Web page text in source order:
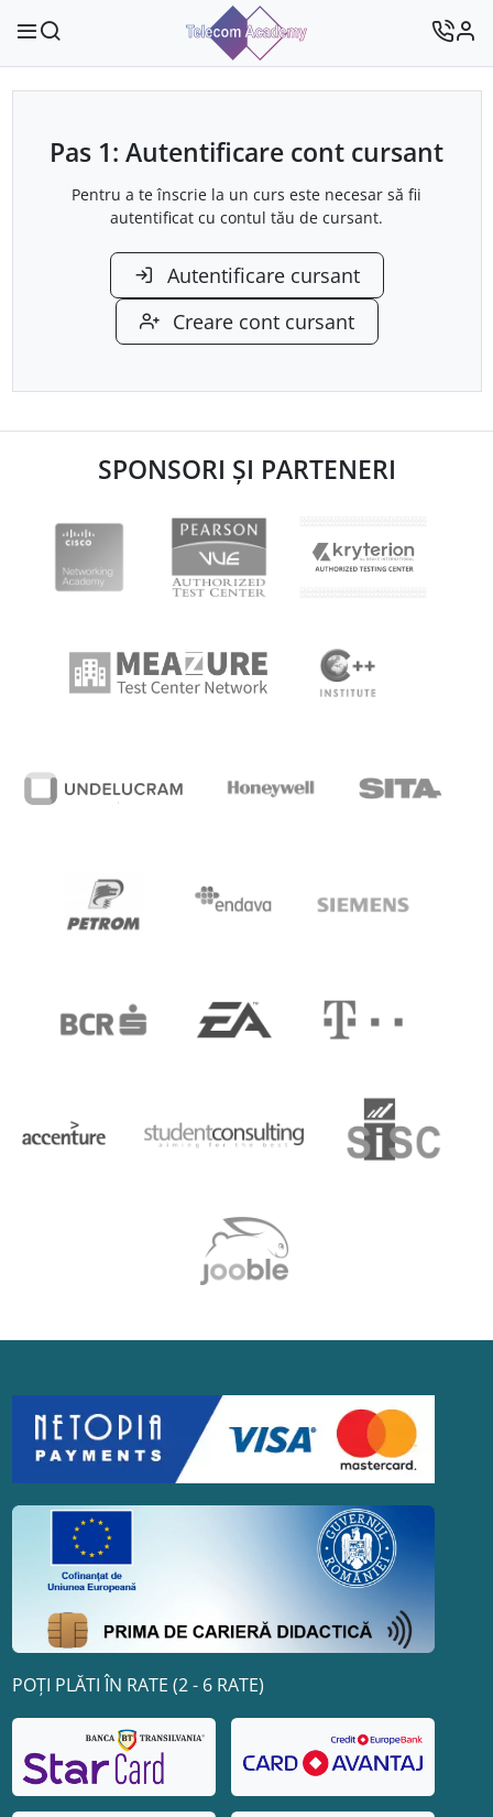
Pas 1: Autentificare cont cursant
Pentru a te înscrie la un curs este necesar să fii
autentificat cu contul tău de cursant.
Autentificare cursant
Creare cont cursant
SPONSORI ȘI PARTENERI
POȚI PLĂTI ÎN RATE (2 - 6 RATE)